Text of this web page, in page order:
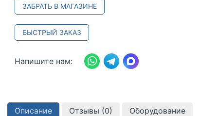
ЗАБРАТЬ В МАГАЗИНЕ
БЫСТРЫЙ ЗАКАЗ
Напишите нам:
Описание Отзывы (0) Оборудование